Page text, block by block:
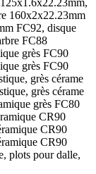
160x2x22.23mm
FC92, disque
FC88
grès FC90
grès FC90
grès cérame
grès cérame
grès FC80
CR90
CR90
CR90
plots pour dalle,